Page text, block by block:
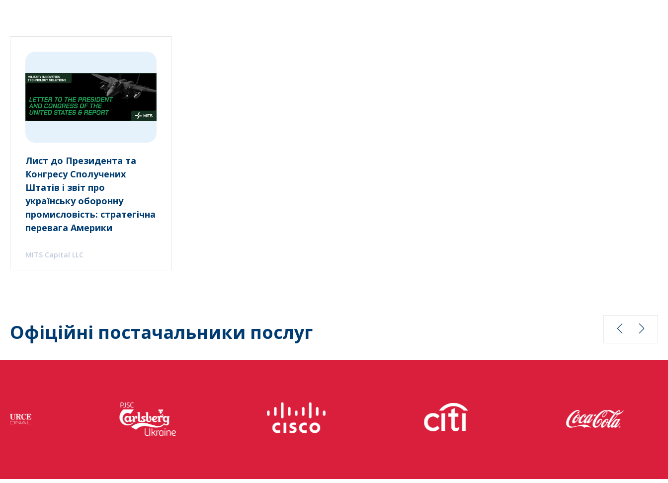
Лист до Президента та
Конгресу Сполучених
Штатів і звіт про
українську оборонну
промисловість: стратегічна
перевага Америки
MITS Capital LLC
Офіційні постачальники послуг